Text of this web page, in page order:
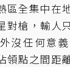
區全集中在
對槍，輸人
沒任何意
領點之間距